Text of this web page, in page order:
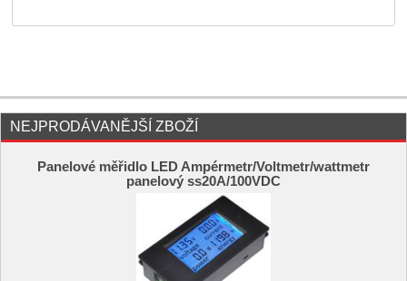
NEJPRODÁVANĚJŠÍ ZBOŽÍ
Panelové měřidlo LED Ampérmetr/Voltmetr/wattmetr
panelový ss20A/100VDC